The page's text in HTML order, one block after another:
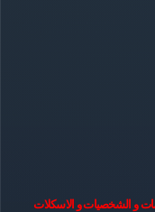
و الشخصيات و الاسكلات